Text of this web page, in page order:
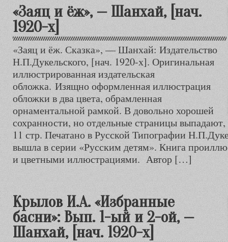
«Заяц и ёж», — Шанхай, [нач.
1920-х]
«Заяц и ёж. Сказка», — Шанхай: Издательство
Н.П.Дукельского, [нач. 1920-х]. Оригинальная
иллюстрированная издательская
обложка. Изящно оформленная иллюстрация
обложки в два цвета, обрамленная
орнаментальной рамкой. В довольно хорошей
сохранности, но отдельные страницы
11 стр. Печатано в Русской Типографии
вышла в серии «Русским детям». Книга
и цветными иллюстрациями. Автор […]
Крылов И.А. «Избранные
басни»: Вып. 1-ый и 2-ой, —
Шанхай, [нач. 1920-х]